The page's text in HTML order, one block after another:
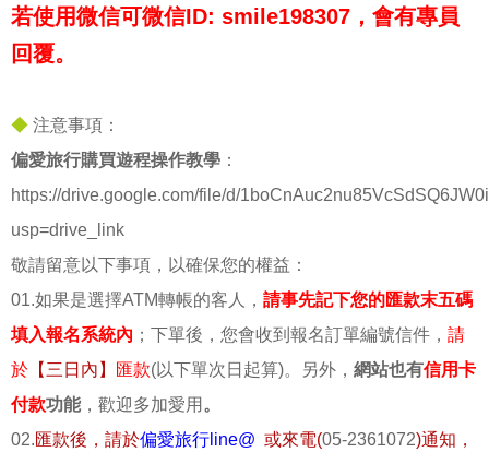
若使用微信可微信ID: smile198307，會有專員
回覆。
◆ 注意事項：
偏愛旅行購買遊程操作教學 ：
https://drive.google.com/file/d/
usp=drive_link
敬請留意以下事項，以確保您的權益：
01.如果是選擇ATM轉帳的客人， 請事先記下您的匯款末五碼
填入報名系統內 ；下單後，您會收到報名訂單編號信件， 請
於 【三日內】 匯款(以下單次日起算)。另外， 網站也有信用卡
付款功能，歡迎多加愛用 。
02.匯款後，請於偏愛旅行line@ 或來電(05-2361072)通知，